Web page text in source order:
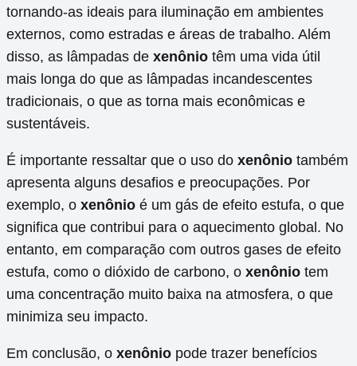
tornando-as ideais para iluminação em ambientes
externos, como estradas e áreas de trabalho. Além
disso, as lâmpadas de xenônio têm uma vida útil
mais longa do que as lâmpadas incandescentes
tradicionais, o que as torna mais econômicas e
sustentáveis.
É importante ressaltar que o uso do xenônio também
apresenta alguns desafios e preocupações. Por
exemplo, o xenônio é um gás de efeito estufa, o que
significa que contribui para o aquecimento global. No
entanto, em comparação com outros gases de efeito
estufa, como o dióxido de carbono, o xenônio tem
uma concentração muito baixa na atmosfera, o que
minimiza seu impacto.
Em conclusão, o xenônio pode trazer benefícios